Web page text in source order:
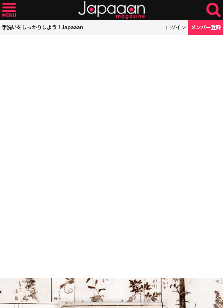
手洗いをしっかりしよう！Japaaan ログイン メンバー登録